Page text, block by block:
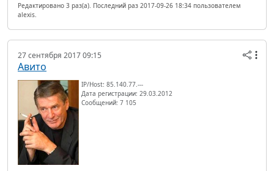
Редактировано 3 раз(а). Последний раз 2017-09-26 18:34 пользователем
alexis.
27 сентября 2017 09:15
Авито
IP/Host: 85.140.77.---
Дата регистрации: 29.03.2012
Сообщений: 7 105